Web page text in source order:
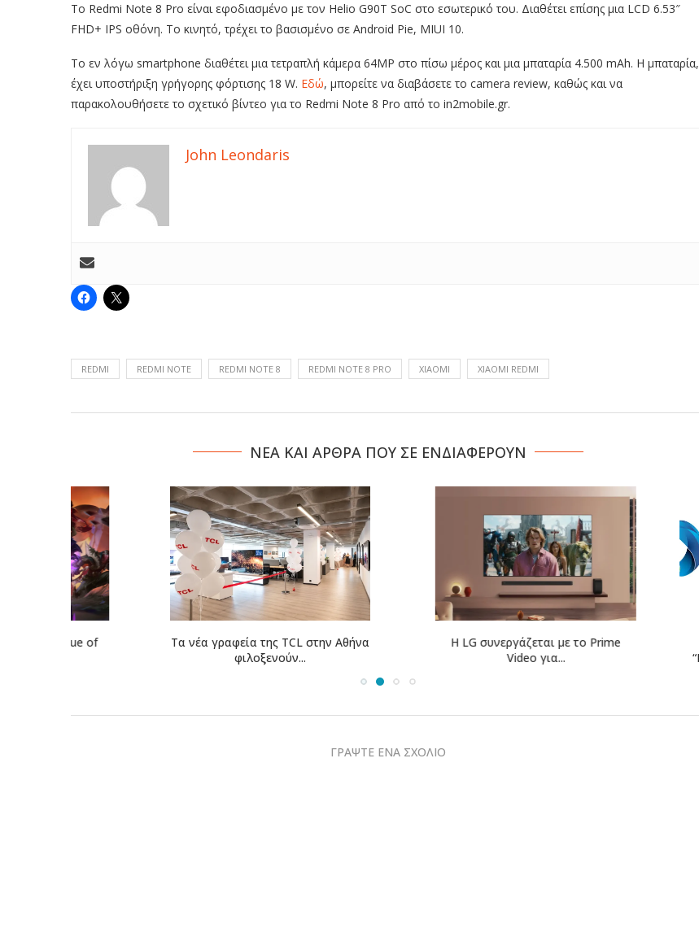
Το Redmi Nοte 8 Pro είναι εφοδιασμένο με τον Helio G90T SoC στο εσωτερικό του. Διαθέτει επίσης μια LCD 6.53″
FHD+ IPS οθόνη. Το κινητό, τρέχει το βασισμένο σε Android Pie, MIUI 10.
Το εν λόγω smartphone διαθέτει μια τετραπλή κάμερα 64MP στο πίσω μέρος και μια μπαταρία 4.500 mAh. Η μπαταρία,
έχει υποστήριξη γρήγορης φόρτισης 18 W. Εδώ, μπορείτε να διαβάσετε το camera review, καθώς και να
παρακολουθήσετε το σχετικό βίντεο για το Redmi Note 8 Pro από το in2mobile.gr.
John Leondaris
REDMI REDMI NOTE REDMI NOTE 8 REDMI NOTE 8 PRO XIAOMI XIAOMI REDMI
NΕΑ ΚΑΙ ΑΡΘΡΑ ΠΟΥ ΣΕ ΕΝΔΙΑΦΕΡΟΥΝ
Τα νέα γραφεία της TCL στην Αθήνα
Η LG συνεργάζεται με το Prime
Η COSMOTE TELEKOM στους
“Europe’s Climate Leaders” των...
ΓΡΑΨΤΕ ΕΝΑ ΣΧΟΛΙΟ